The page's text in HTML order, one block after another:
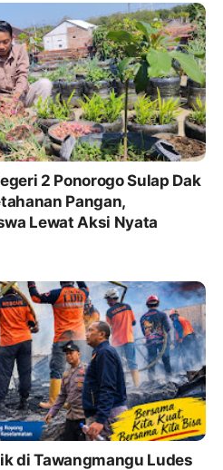
2 Ponorogo Sulap Dak
Pangan,
Lewat Aksi Nyata
di Tawangmangu Ludes